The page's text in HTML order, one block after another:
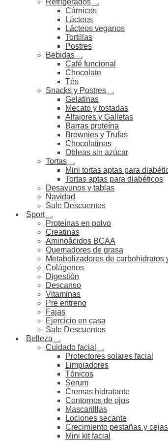
Refrigerados
Cárnicos
Lácteos
Lácteos veganos
Tortillas
Postres
Bebidas
Café funcional
Chocolate
Tés
Snacks y Postres
Gelatinas
Mecato y tostadas
Alfajores y Galletas
Barras proteína
Brownies y Trufas
Chocolatinas
Obleas sin azúcar
Tortas
Mini tortas aptas para
Tortas aptas para diabéticos
Desayunos y tablas
Navidad
Sale Descuentos
Sport
Proteínas en polvo
Creatinas
Aminoácidos BCAA
Quemadores de grasa
Metabolizadores de carbohidratos
Colágenos
Digestión
Descanso
Vitaminas
Pre entreno
Fajas
Ejercicio en casa
Sale Descuentos
Belleza
Cuidado facial
Protectores solares facial
Limpiadores
Tónicos
Serum
Cremas hidratante
Contornos de ojos
Mascarilllas
Lociones secante
Crecimiento pestañas y cejas
Mini kit facial